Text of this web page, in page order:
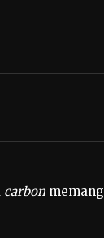
carbon